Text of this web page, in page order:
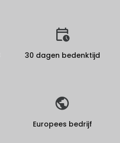
30 dagen bedenktijd
Europees bedrijf